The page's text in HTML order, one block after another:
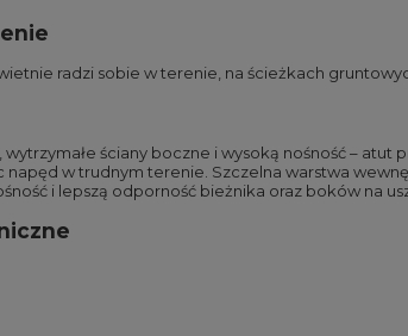
radzi sobie w terenie, na ścieżkach
ściany boczne i wysoką nośność –
napęd w trudnym terenie. Szczelna warstwa
i lepszą odporność bieżnika oraz boków na